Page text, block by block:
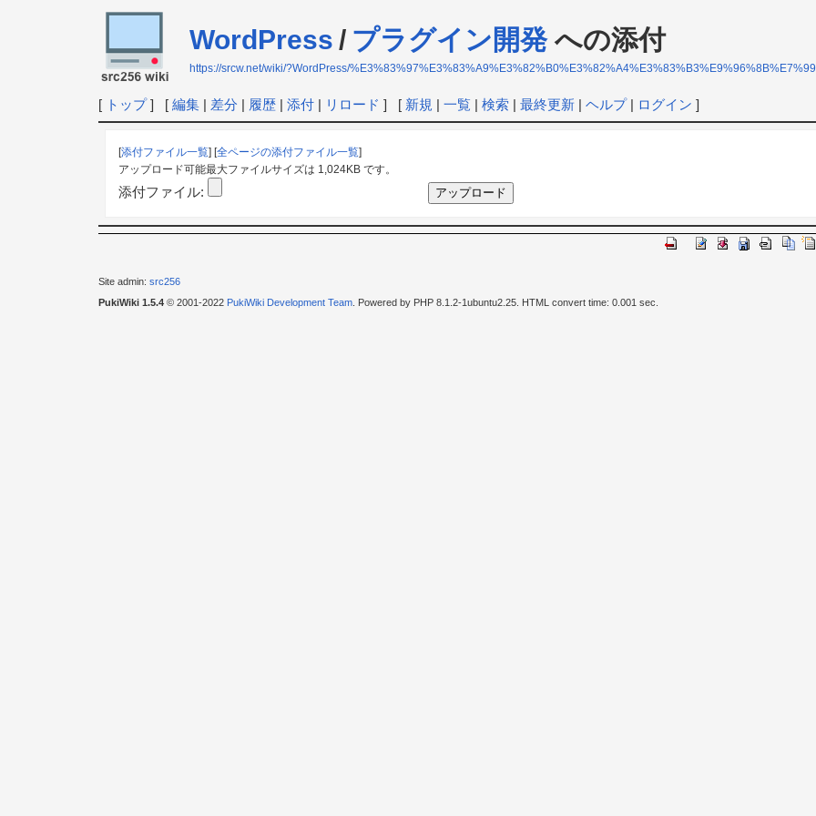
WordPress / プラグイン開発への添付
https://srcw.net/wiki/?WordPress/
[ トップ] [ 編集| 差分 | 履歴| 添付| リロード ] [ 新規 | 一覧| 検索| 最終更新| ヘルプ| ログイン ]
[添付ファイル一覧] [全ページの添付ファイル一覧]
アップロード可能最大ファイルサイズは 1,024KB です。
添付ファイル:
Site admin: src256
PukiWiki 1.5.4© 2001-2022 PukiWiki Development Team. Powered by PHP 8.1.2-1ubuntu2.25. HTML convert time: 0.001 sec.